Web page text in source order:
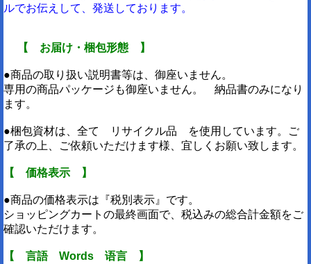
ルでお伝えして、発送しております。
【 お届け・梱包形態 】
●商品の取り扱い説明書等は、御座いません。
専用の商品パッケージも御座いません。 納品書のみになり
ます。
●梱包資材は、全て リサイクル品 を使用しています。ご
了承の上、ご依頼いただけます様、宜しくお願い致します。
【 価格表示 】
●商品の価格表示は『税別表示』です。
ショッピングカートの最終画面で、税込みの総合計金額をご
確認いただけます。
【 言語 Words 语言 】